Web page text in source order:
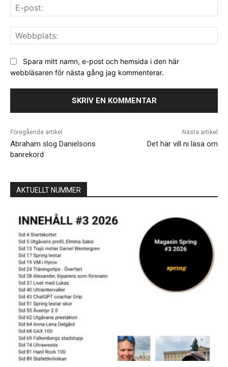
Spara mitt namn, e-post och hemsida i den här
webbläsaren för nästa gång jag kommenterar.
Föregående artikel
Abraham slog Danielsons
banrekord
Nästa artikel
Det här vill ni läsa om
AKTUELLT NUMMER